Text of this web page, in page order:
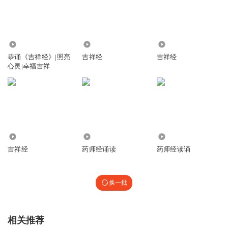
恭诵《吉祥经》|照亮
心灵|幸福吉祥
吉祥经 吉祥经
吉祥经 药师经诵读 药师经读诵
换一批
相关推荐